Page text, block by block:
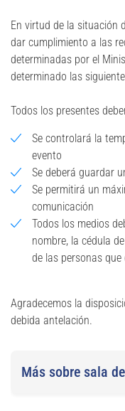
En virtud de la situación
dar cumplimiento a las
determinadas por el
determinado las
Todos los presentes
Se controlará la
evento
Se deberá guardar
Se permitirá un
comunicación
Todos los medios
nombre, la cédula
de las personas que
Agradecemos la
debida antelación.
Más sobre sala